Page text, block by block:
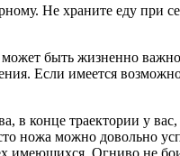
Не храните еду при
может быть жизненно
Если имеется
в конце траектории у вас,
ножа можно довольно